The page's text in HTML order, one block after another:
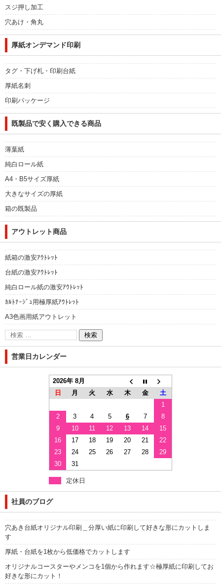
スジ押し加工
穴あけ・角丸
厚紙オンデマンド印刷
タグ・下げ札・印刷台紙
厚紙名刺
印刷パッケージ
既製品で安く購入できる商品
薄葉紙
純白ロール紙
A4・B5サイズ厚紙
大きなサイズの厚紙
箱の既製品
アウトレット商品
紙箱の激安ｱｳﾄﾚｯﾄ
台紙の激安ｱｳﾄﾚｯﾄ
純白ロール紙の激安ｱｳﾄﾚｯﾄ
ｶﾙﾄﾅｰｼﾞｭ用極厚紙ｱｳﾄﾚｯﾄ
A3色画用紙アウトレット
営業日カレンダー
2026年 8月
日
月 火 水 木 金
土
1
2
3 4 5 6 7
8
9
10 11 12 13 14
15
16
17 18 19 20 21
22
23
24 25 26 27 28
29
30
31
定休日
社員のブログ
穴あき台紙オリジナル印刷＿分厚い紙に印刷して好きな形にカットしま
す
厚紙・台紙を1枚から低価格でカットします
オリジナルコースターやメンコを1個から作れます☆極厚紙に印刷してお
好きな形にカット！